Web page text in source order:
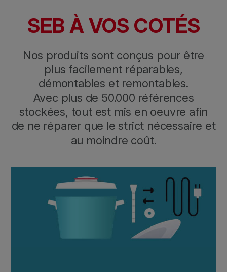
SEB À VOS COTÉS
Nos produits sont conçus pour être
plus facilement réparables,
démontables et remontables.
Avec plus de 50.000 références
stockées, tout est mis en oeuvre afin
de ne réparer que le strict nécessaire et
au moindre coût.